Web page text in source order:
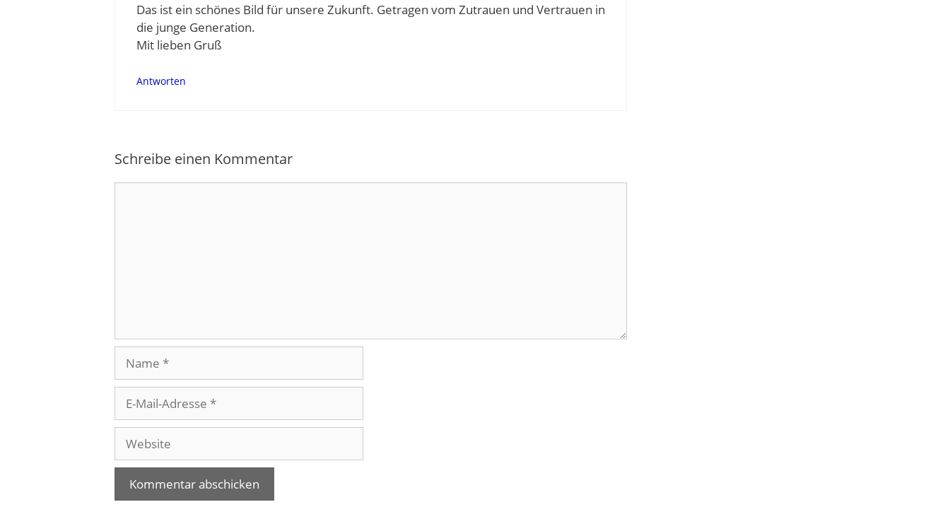
Das ist ein schönes Bild für unsere Zukunft. Getragen vom Zutrauen und Vertrauen in
die junge Generation.
Mit lieben Gruß
Antworten
Schreibe einen Kommentar
Mail-
Adresse
Website